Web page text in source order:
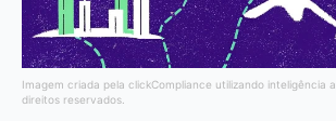
Imagem criada pela clickCompliance utilizando inteligência
direitos reservados.